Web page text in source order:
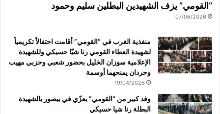
“القومي” يزف الشهيدين البطلين سليم وحمود
07/06/2026
منفذية الغرب في “القومي” أقامت احتفالاً تكريمياً
لشهيدة العطاء القومي رنا شيّا حسيكي وللشهيدة
الإعلامية سوزان الخليل بحضور شعبي وحزبي مهيب
وحردان يمنحهما أوسمة
19/04/2026
وفد كبير من “القومي” يعزّي في بيصور بالشهيدة
البطلة رنا شيا حسيكي